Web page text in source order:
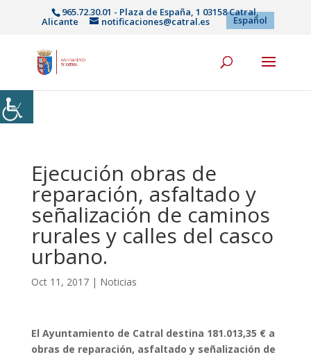
965.72.30.01 - Plaza de España, 1 03158 Catral,
Alicante notificaciones@catral.es Español
Ejecución obras de
reparación, asfaltado y
señalización de caminos
rurales y calles del casco
urbano.
Oct 11, 2017| Noticias
El Ayuntamiento de Catral destina 181.013,35 € a
obras de reparación, asfaltado y señalización de